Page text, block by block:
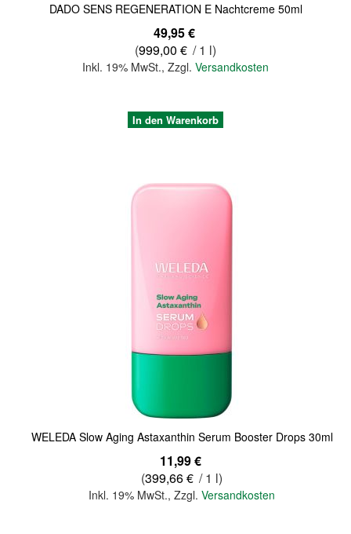
DADO SENS REGENERATION E Nachtcreme 50ml
49,95 €
(999,00 € / 1 l)
Inkl. 19% MwSt., Zzgl. Versandkosten
In den Warenkorb
WELEDA Slow Aging Astaxanthin Serum Booster Drops 30ml
11,99 €
(399,66 € / 1 l)
Inkl. 19% MwSt.,Zzgl.Versandkosten